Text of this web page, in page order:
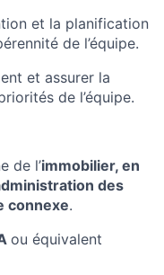
et la planification
de l’équipe.
et assurer la
de l’équipe.
de l’immobilier, en
des
connexe.
ou équivalent